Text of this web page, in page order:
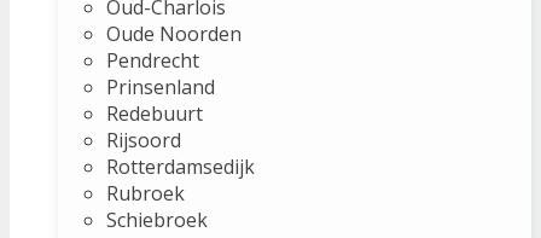
Oud-Charlois
Oude Noorden
Pendrecht
Prinsenland
Redebuurt
Rijsoord
Rotterdamsedijk
Rubroek
Schiebroek